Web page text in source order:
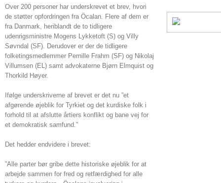
Over 200 personer har underskrevet et brev, hvori
de støtter opfordringen fra Öcalan. Flere af dem er
fra Danmark, heriblandt de to tidligere
udenrigsministre Mogens Lykketoft (S) og Villy
Søvndal (SF). Derudover er der de tidligere
folketingsmedlemmer Pernille Frahm (SF) og Nikolaj
Villumsen (EL) samt advokaterne Bjørn Elmquist og
Thorkild Høyer.
Ifølge underskriverne af brevet er det nu ”et
afgørende øjeblik for Tyrkiet og det kurdiske folk i
forhold til at afslutte årtiers konflikt og bane vej for
et demokratisk samfund.”
Det hedder endvidere i brevet:
”Alle parter bør gribe dette historiske øjeblik for at
arbejde sammen for fred og retfærdighed for alle